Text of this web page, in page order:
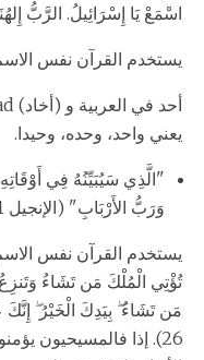
اسْمَعْ يَا إِسْرَائِيلُ. الرَّبُّ
يستخدم القرآن نفس الاسم
يعني واحد، وحده، وحيدا.
"الَّذِي سَيُبَيِّنُهُ فِي
وَرَبُّ الأَرْبَابِ" (الإنجيل 1 تيموثاوس 6: 15)
يستخدم القرآن نفس
تُؤْتِي الْمُلْكَ مَن تَشَاءُ
26). إذا فالمسيحيون